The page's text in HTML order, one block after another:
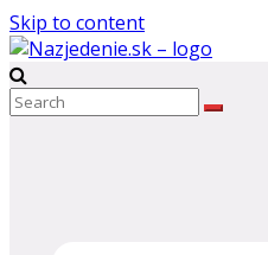
Skip to content